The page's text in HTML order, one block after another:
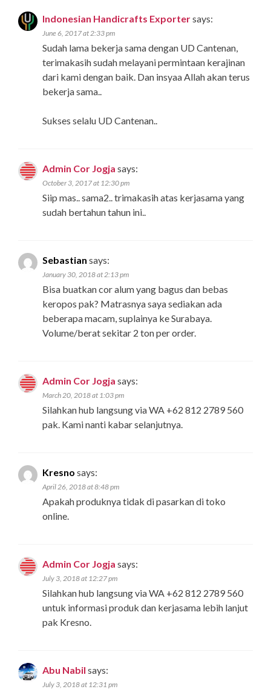
Indonesian Handicrafts Exportersays:
June 6, 2017 at 2:33 pm
Sudah lama bekerja sama dengan UD Cantenan,
terimakasih sudah melayani permintaan kerajinan
dari kami dengan baik. Dan insyaa Allah akan terus
bekerja sama..
Sukses selalu UD Cantenan..
Admin Cor Jogja says:
October 3, 2017 at 12:30 pm
Siip mas.. sama2.. trimakasih atas kerjasama yang
sudah bertahun tahun ini..
Sebastian says:
January 30, 2018 at 2:13 pm
Bisa buatkan cor alum yang bagus dan bebas
keropos pak? Matrasnya saya sediakan ada
beberapa macam, suplainya ke Surabaya.
Volume/berat sekitar 2 ton per order.
Admin Cor Jogja says:
March 20, 2018 at 1:03 pm
Silahkan hub langsung via WA +62 812 2789 560
pak. Kami nanti kabar selanjutnya.
Kresno says:
April 26, 2018 at 8:48 pm
Apakah produknya tidak di pasarkan di toko
online.
Admin Cor Jogja says:
July 3, 2018 at 12:27 pm
Silahkan hub langsung via WA +62 812 2789 560
untuk informasi produk dan kerjasama lebih lanjut
pak Kresno.
Abu Nabil says:
July 3, 2018 at 12:31 pm